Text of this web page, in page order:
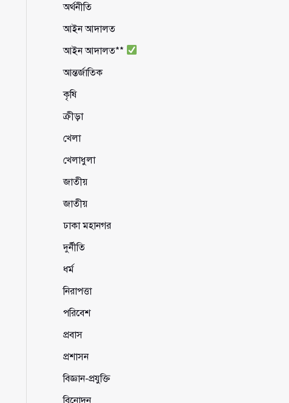
অর্থনীতি
আইন আদালত
আইন আদালত**
আন্তর্জাতিক
কৃষি
ক্রীড়া
খেলা
খেলাধুলা
জাতীয়
জাতীয়
ঢাকা মহানগর
দুর্নীতি
ধর্ম
নিরাপত্তা
পরিবেশ
প্রবাস
প্রশাসন
বিজ্ঞান-প্রযুক্তি
বিনোদন